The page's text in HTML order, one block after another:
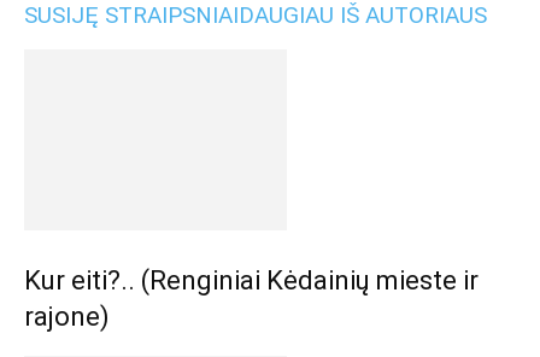
SUSIJĘ STRAIPSNIAIDAUGIAU IŠ AUTORIAUS
Kur eiti?.. (Renginiai Kėdainių mieste ir
rajone)